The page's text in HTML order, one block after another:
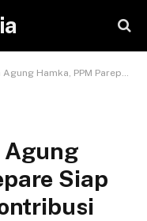
PPM Parepare Siap Bangkit dan Berkontribusi
Agung
Siap